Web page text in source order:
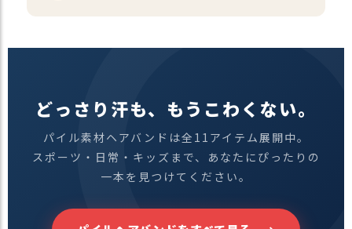
どっさり汗も、もうこわくない。
パイル素材ヘアバンドは全11アイテム展開中。
スポーツ・日常・キッズまで、あなたにぴったりの
一本を見つけてください。